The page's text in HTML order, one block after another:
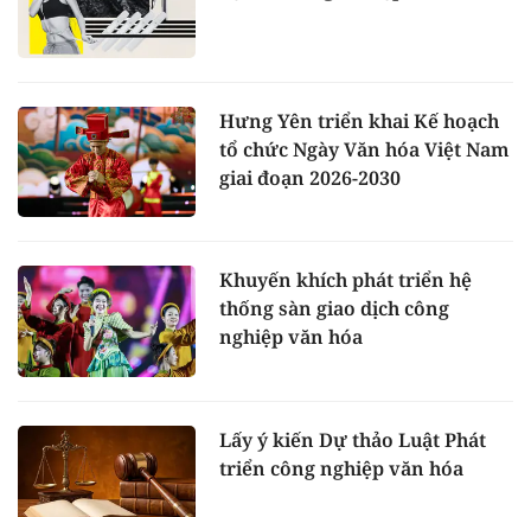
Hưng Yên triển khai Kế hoạch
tổ chức Ngày Văn hóa Việt Nam
giai đoạn 2026-2030
Khuyến khích phát triển hệ
thống sàn giao dịch công
nghiệp văn hóa
Lấy ý kiến Dự thảo Luật Phát
triển công nghiệp văn hóa